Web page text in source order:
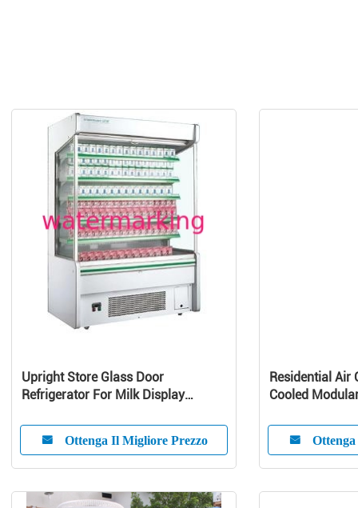
Upright Store Glass Door
Refrigerator For Milk Display
Ottenga Il Migliore Prezzo
Residential Air
Cooled